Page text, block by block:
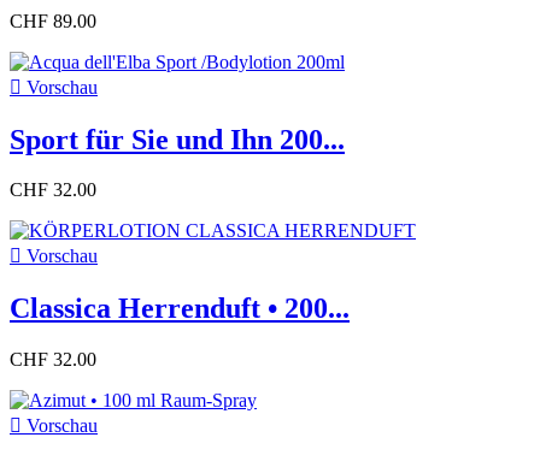
CHF 89.00
 Vorschau
Sport für Sie und Ihn 200...
CHF 32.00
 Vorschau
Classica Herrenduft • 200...
CHF 32.00
 Vorschau